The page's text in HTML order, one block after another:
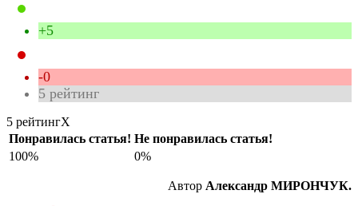
+5
-0
5 рейтинг
5 рейтингX
Понравилась статья! Не понравилась статья!
100%
0%
Автор Александр МИРОНЧУК.